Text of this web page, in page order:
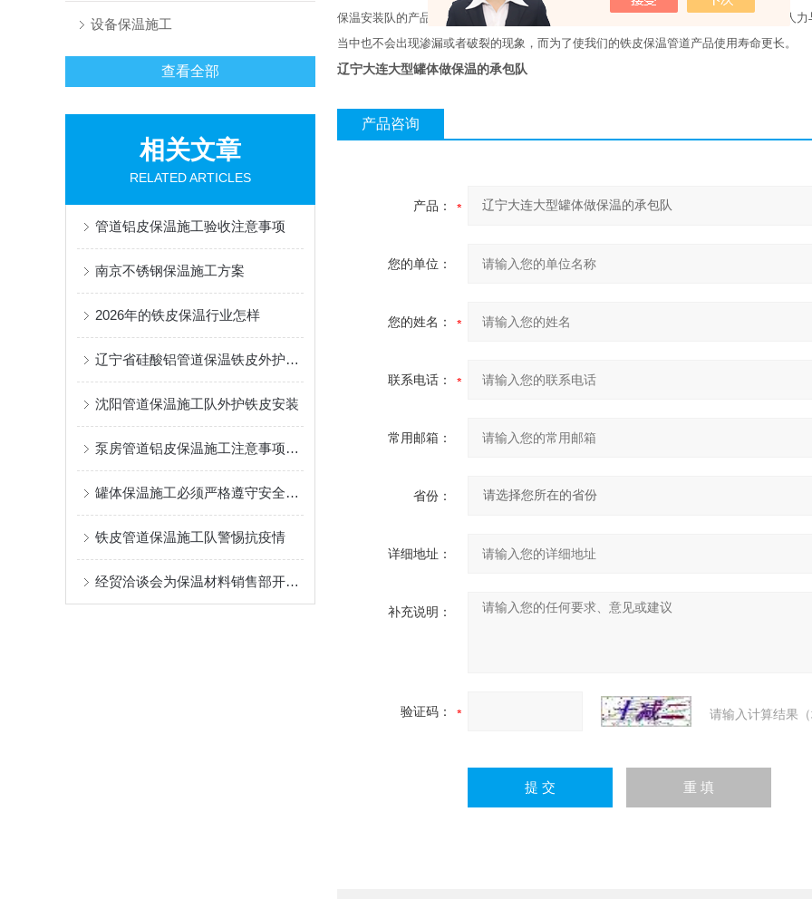
设备保温施工
查看全部
相关文章
RELATED ARTICLES
管道铝皮保温施工验收注意事项
南京不锈钢保温施工方案
2026年的铁皮保温行业怎样
辽宁省硅酸铝管道保温铁皮外护安装
沈阳管道保温施工队外护铁皮安装
泵房管道铝皮保温施工注意事项有哪些
罐体保温施工必须严格遵守安全的操作规程
铁皮管道保温施工队警惕抗疫情
经贸洽谈会为保温材料销售部开拓市场
保温安装队的产品用于保温的铁皮重量不仅适贪天之功消费者搬运，还可以有效的减少人
当中也不会出现渗漏或者破裂的现象，而为了使我们的铁皮保温管道产品使用寿命更长。
辽宁大连大型罐体做保温的承包队
产品咨询
产品：
您的单位：
您的姓名：
联系电话：
常用邮箱：
省份：
详细地址：
补充说明：
验证码： 请输入计算结果